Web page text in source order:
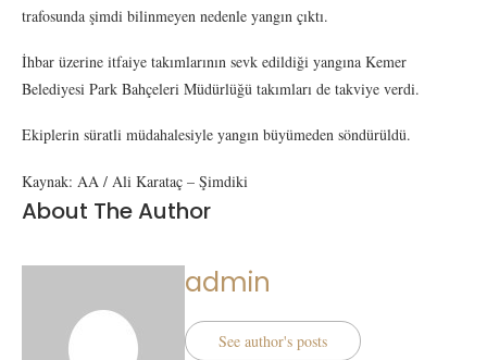
trafosunda şimdi bilinmeyen nedenle yangın çıktı.
İhbar üzerine itfaiye takımlarının sevk edildiği yangına Kemer
Belediyesi Park Bahçeleri Müdürlüğü takımları de takviye verdi.
Ekiplerin süratli müdahalesiyle yangın büyümeden söndürüldü.
Kaynak: AA / Ali Karataç – Şimdiki
About The Author
admin
See author's posts